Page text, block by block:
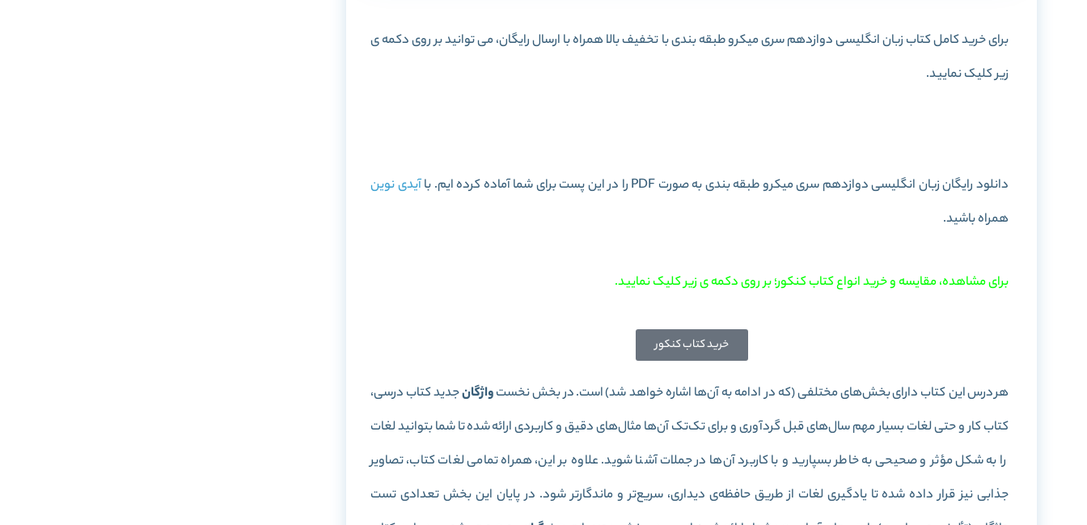
برای خرید کامل کتاب زبان انگلیسی دوازدهم سری میکرو طبقه بندی با تخفیف بالا همراه با ارسال رایگان، می توانید بر روی دکمه ی
زیر کلیک نمایید.
دانلود رایگان زبان انگلیسی دوازدهم سری میکرو طبقه بندی به صورت PDF را در این پست برای شما آماده کرده ایم. با
آیدی نوین
همراه باشید.
برای مشاهده، مقایسه و خرید انواع کتاب کنکور؛ بر روی دکمه ی زیر کلیک نمایید.
خرید کتاب کنکور
هر درس این کتاب دارای بخش‌های مختلفی (که در ادامه به آن‌ها اشاره خواهد شد) است. در بخش نخستواژگانجدید کتاب درسی،
کتاب کار و حتی لغات بسیار مهم سال‌های قبل گردآوری و برای تک‌تک آن‌ها مثال‌های دقیق و کاربردی ارائه شده تا شما بتوانید لغات
را به شکل مؤثر و صحیحی به خاطر بسپارید و با کاربرد آن‌ها در جملات آشنا شوید. علاوه بر این، همراه تمامی لغات کتاب، تصاویر
جذابی نیز قرار داده شده تا یادگیری لغات از طریق حافظه‌ی دیداری، سریع‌تر و ماندگارتر شود. در پایان این بخش تعدادی تست